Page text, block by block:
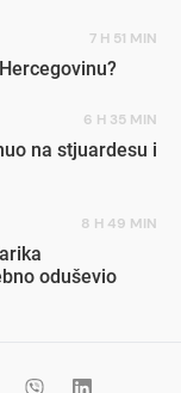
7 H 51 MIN
6 H 35 MIN
na stjuardesu i
8 H 49 MIN
oduševio